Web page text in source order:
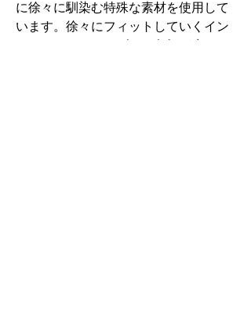
に徐々に馴染む特殊な素材を使用して
います。徐々にフィットしていくイン